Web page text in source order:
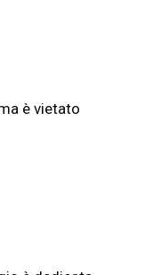
è vietato